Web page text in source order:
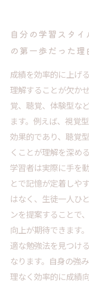
自分の学習スタ
の第一歩だった理
成績を効率的に上げ
理解することが欠か
覚、聴覚、体験型な
ます。例えば、視覚
効果的であり、聴覚
くことが理解を深め
学習者は実際に手を
とで記憶が定着しや
はなく、生徒一人ひ
ンを提案することで
向上が期待できます
適な勉強法を見つけ
なります。自身の強
理なく効率的に成績